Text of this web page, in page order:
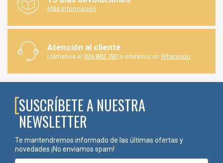
Más información
Atención al cliente
Llámanos al 926 882 780 o envíanos un Whatsapp
SUSCRÍBETE A NUESTRA
NEWSLETTER
Te mantendremos informado de las últimas ofertas y
novedades ¡No enviamos spam!